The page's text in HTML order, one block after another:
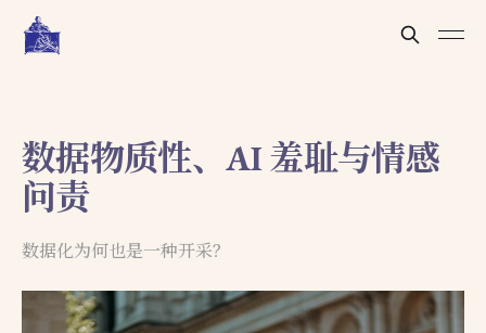
数据物质性、AI 羞耻与情感
问责
数据化为何也是一种开采？